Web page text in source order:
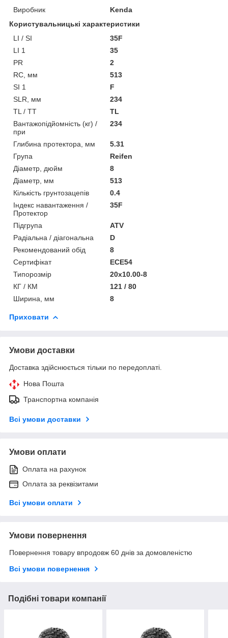
Виробник
Kenda
Користувальницькі характеристики
LI / SI
35F
LI 1
35
PR
2
RC, мм
513
SI 1
F
SLR, мм
234
TL / TT
TL
Вантажопідйомність (кг) /
при
234
Глибина протектора, мм
5.31
Група
Reifen
Діаметр, дюйм
8
Діаметр, мм
513
Кількість грунтозацепів
0.4
Індекс навантаження /
Протектор
35F
Підгрупа
ATV
Радіальна / діагональна
D
Рекомендований обід
8
Сертифікат
ECE54
Типорозмір
20x10.00-8
КГ / КМ
121 / 80
Ширина, мм
8
Приховати
Умови доставки
Доставка здійснюється тільки по передоплаті.
Нова Пошта
Транспортна компанія
Всі умови доставки
Умови оплати
Оплата на рахунок
Оплата за реквізитами
Всі умови оплати
Умови повернення
Повернення товару впродовж 60 днів за домовленістю
Всі умови повернення
Подібні товари компанії